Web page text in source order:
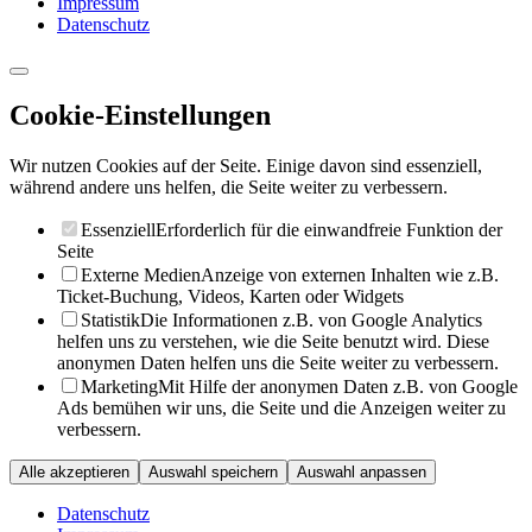
Datenschutz
Cookie-Einstellungen
Wir nutzen Cookies auf der Seite. Einige davon sind essenziell,
während andere uns helfen, die Seite weiter zu verbessern.
EssenziellErforderlich für die einwandfreie Funktion der
Seite
Externe MedienAnzeige von externen Inhalten wie z.B.
Ticket-Buchung, Videos, Karten oder Widgets
StatistikDie Informationen z.B. von Google Analytics
helfen uns zu verstehen, wie die Seite benutzt wird. Diese
anonymen Daten helfen uns die Seite weiter zu verbessern.
MarketingMit Hilfe der anonymen Daten z.B. von Google
Ads bemühen wir uns, die Seite und die Anzeigen weiter zu
verbessern.
Alle akzeptieren Auswahl speichern Auswahl anpassen
Datenschutz